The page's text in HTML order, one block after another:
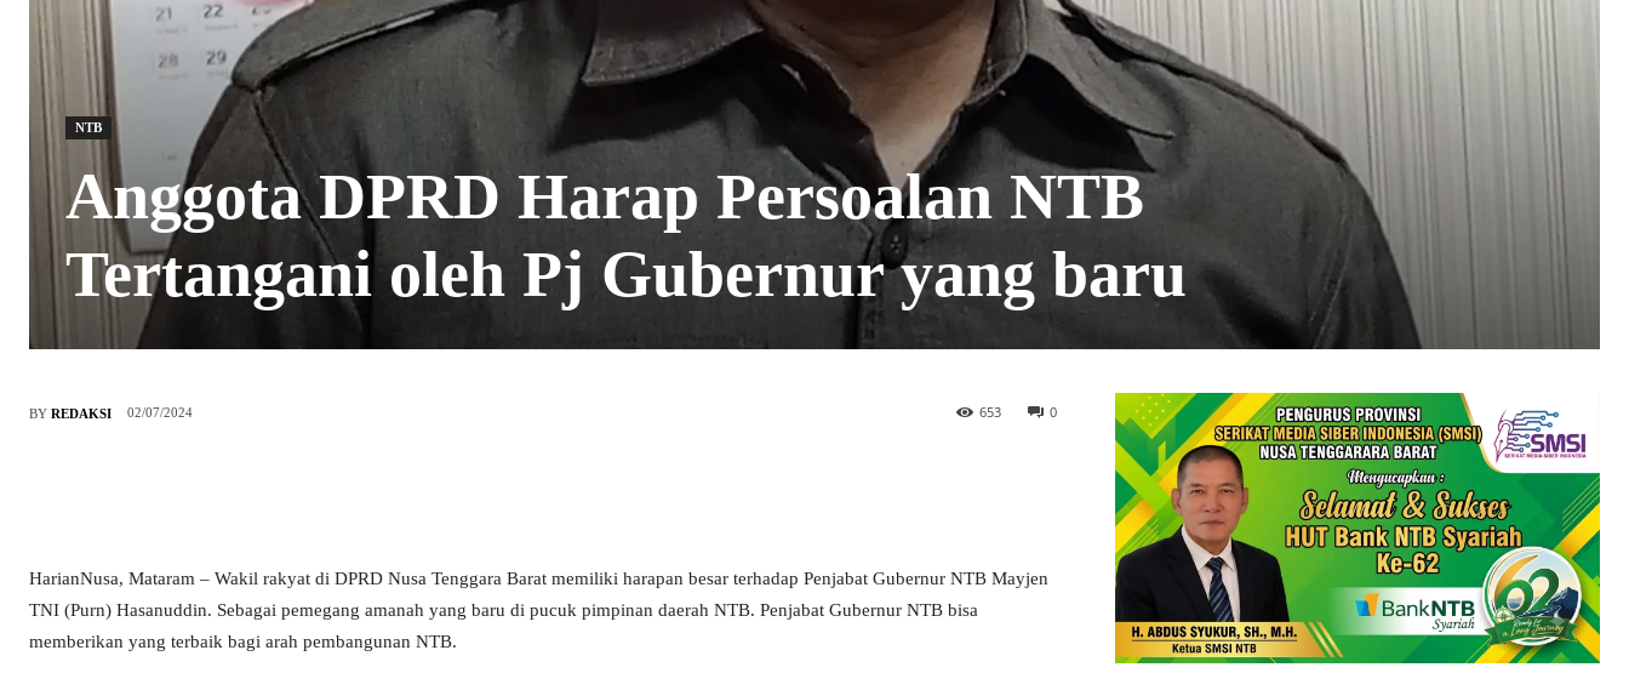
NTB
Anggota DPRD Harap Persoalan NTB
Tertangani oleh Pj Gubernur yang baru
BY REDAKSI 02/07/2024 0
653
HarianNusa, Mataram – Wakil rakyat di DPRD Nusa Tenggara Barat memiliki harapan besar terhadap Penjabat Gubernur NTB Mayjen
TNI (Purn) Hasanuddin. Sebagai pemegang amanah yang baru di pucuk pimpinan daerah NTB. Penjabat Gubernur NTB bisa
memberikan yang terbaik bagi arah pembangunan NTB.